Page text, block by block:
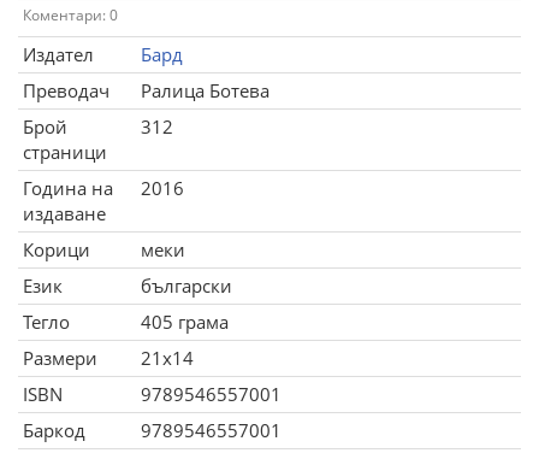
Коментари: 0
Издател
Бард
Преводач
Ралица Ботева
Брой
страници
312
Година на
издаване
2016
Корици
меки
Език
български
Тегло
405 грама
Размери
21x14
ISBN
9789546557001
Баркод
9789546557001